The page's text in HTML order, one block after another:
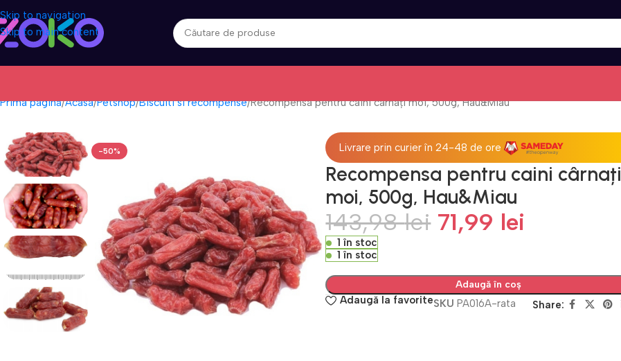
Skip to navigation
Skip to main content
Prima pagină Acasa Petshop Biscuiti si recompense Recompensa pentru caini cârnați moi, 500g, Hau&Miau
-50% Livrare prin curier în 24-48 de ore
Recompensa pentru caini cârnați
moi, 500g, Hau&Miau
143,98lei 71,99 lei
1 în stoc
1 în stoc
Adaugă în coș
Adaugă la favoriteSKUPA016A-rata Share: